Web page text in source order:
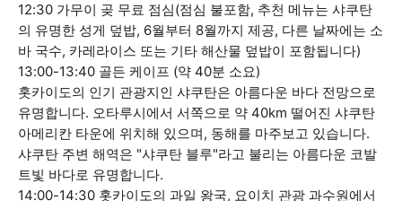
12:30 가무이 곶 무료 점심(점심 불포함, 추천 메뉴는 샤쿠탄
의 유명한 성게 덮밥, 6월부터 8월까지 제공, 다른 날짜에는 소
바 국수, 카레라이스 또는 기타 해산물 덮밥이 포함됩니다)
13:00-13:40 골든 케이프 (약 40분 소요)
홋카이도의 인기 관광지인 샤쿠탄은 아름다운 바다 전망으로
유명합니다. 오타루시에서 서쪽으로 약 40km 떨어진 샤쿠탄
아메리칸 타운에 위치해 있으며, 동해를 마주보고 있습니다.
샤쿠탄 주변 해역은 "샤쿠탄 블루"라고 불리는 아름다운 코발
트빛 바다로 유명합니다.
14:00-14:30 홋카이도의 과일 왕국, 요이치 관광 과수원에서